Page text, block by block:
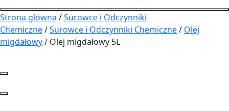
Strona główna /Surowce i Odczynniki
Chemiczne/Surowce i Odczynniki Chemiczne/ Olej
migdałowy/ Olej migdałowy 5L